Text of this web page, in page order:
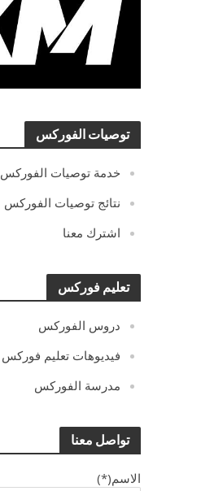
توصيات الفوركس
خدمة توصيات الفوركس
نتائج توصيات الفوركس
اشترك معنا
تعليم فوركس
دروس الفوركس
فيديوهات تعليم فوركس
مدرسة الفوركس
تواصل معنا
الاسم(*)